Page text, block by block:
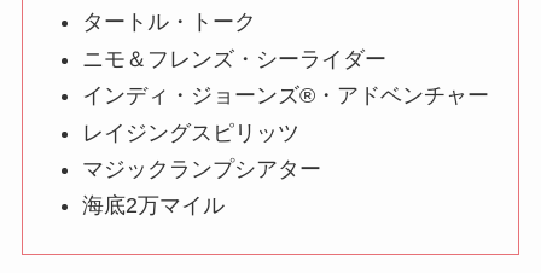
タートル・トーク
ニモ＆フレンズ・シーライダー
インディ・ジョーンズ®・アドベンチャー
レイジングスピリッツ
マジックランプシアター
海底2万マイル